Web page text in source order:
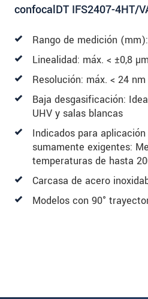
confocalDT IFS2407-4HT/
Rango de medición
Linealidad: máx. < ±0,8 µm
Resolución: máx. < 24 nm
Baja desgasificación:
UHV y salas blancas
Indicados para
sumamente exigentes:
temperaturas de hasta
Carcasa de acero
Modelos con 90°